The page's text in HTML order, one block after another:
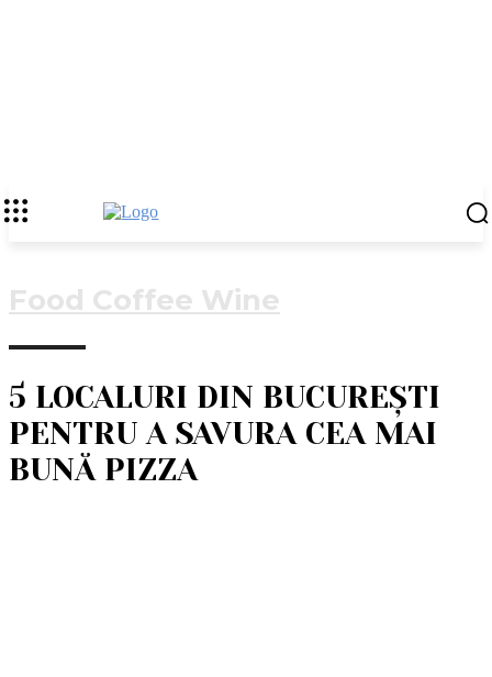
Food Coffee Wine
5 LOCALURI DIN BUCUREȘTI
PENTRU A SAVURA CEA MAI
BUNĂ PIZZA